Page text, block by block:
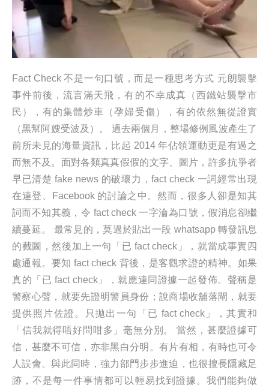
Fact Check 不是一句口號，而是一種思考方式 元朗襲擊
事件前後，流言滿天飛，有的不幸成真（西鐵站襲擊市
民），有的集體炒車（孕婦受傷），有的依然無從證實
（黑幫阿嫂受波及）。 過去兩個月，整場修例風波產生了
前所未見的海量資訊，比起 2014 年佔領運動更是有過之
而無不及。面對各類真真假假的文字、圖片，許多抗爭者
早已清楚 fake news 的破壞力，fact check 一詞經常出現
在連登、Facebook 的討論之中。然而，很多人卻是知其
詞而不知其義，令 fact check 一字淪為口號，假消息卻繼
續蔓延。 最常見的，莫過於貼出一段 whatsapp 轉發訊息
的截圖，然後加上一句「已 fact check」，就當成事實四
處通報。要知 fact check 背後，是客觀求證的精神。如果
真的「已 fact check」，就應連同證據一起發佈。聲稱是
警察心聲，就要先證明警員身份；說商場收舖落閘，就要
提供照片佐證。只拋出一句「已 fact check」，其實和
「信我就得唔好問咁多」毫無分別。 當然，甚麼證據可
信，甚麼不可信，亦非黑白分明。有片有相，有時也可令
人誤會。與此同時，強力部門步步進迫，也很擅長隱藏足
跡，不是每一件事情都可以輕易找到證據。我們能夠做